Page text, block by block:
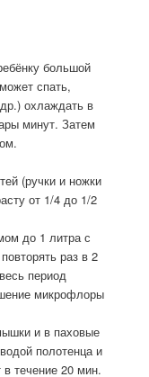
большой
спать,
охлаждать в
минут. Затем
(ручки и ножки
от 1/4 до 1/2
до 1 литра с
раз в 2
период
микрофлоры
и в паховые
полотенца и
течение 20 мин.